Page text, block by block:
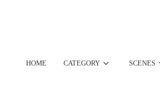
HOME CATEGORY SCENES